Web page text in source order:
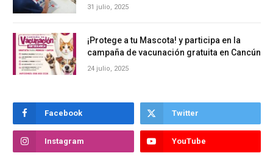
31 julio, 2025
¡Protege a tu Mascota! y participa en la
campaña de vacunación gratuita en Cancún
24 julio, 2025
Facebook Twitter
Instagram YouTube